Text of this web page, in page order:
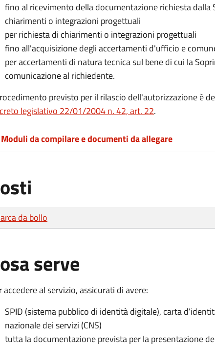
fino al ricevimento della documentazione richiesta dalla
chiarimenti o integrazioni progettuali
per richiesta di chiarimenti o integrazioni progettuali
fino all'acquisizione degli accertamenti d'ufficio e
per accertamenti di natura tecnica sul bene di cui la
comunicazione al richiedente.
previsto per il rilascio dell'autorizzazione è
legislativo 22/01/2004 n. 42, art. 22.
Moduli da compilare e documenti da allegare
di pagamento
da bollo
serve
accedere al servizio, assicurati di avere:
SPID (sistema pubblico di identità digitale), carta
nazionale dei servizi (CNS)
tutta la documentazione prevista per la presentazione